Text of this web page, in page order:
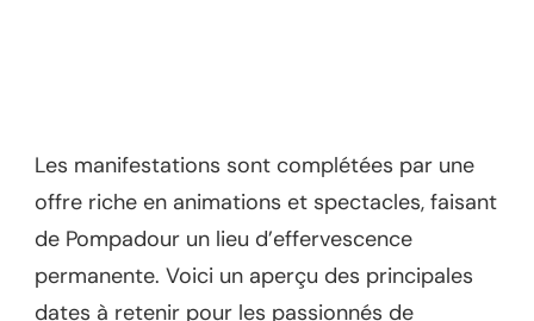
Les manifestations sont complétées par une
offre riche en animations et spectacles, faisant
de Pompadour un lieu d’effervescence
permanente. Voici un aperçu des principales
dates à retenir pour les passionnés de